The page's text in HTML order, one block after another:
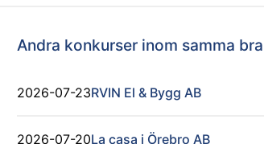
Andra konkurser inom samma
2026-07-23RVIN El & Bygg AB
2026-07-20La casa i Örebro AB